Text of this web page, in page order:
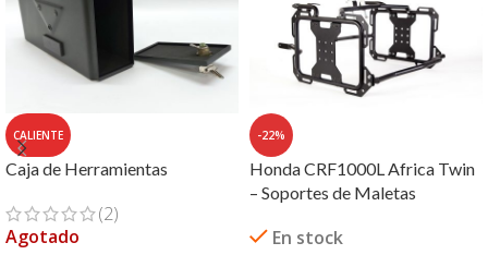
CALIENTE
Caja de Herramientas
(2)
Agotado
-22%
Honda CRF1000L Africa Twin
– Soportes de Maletas
En stock